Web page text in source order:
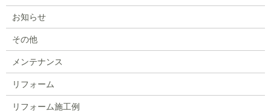
お知らせ
その他
メンテナンス
リフォーム
リフォーム施工例